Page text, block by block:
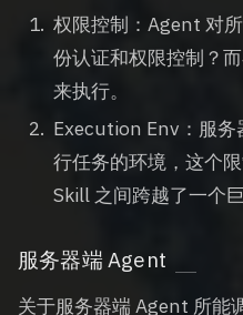
权限控制：Agent 对
份认证和权限控制？
来执行。
Execution Env：服务
行任务的环境，这个
Skill 之间跨越了一个巨
服务器端 Agent
关于服务器端 Agent 所能